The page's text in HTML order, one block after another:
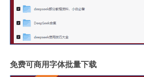
免费可商用字体批量下载